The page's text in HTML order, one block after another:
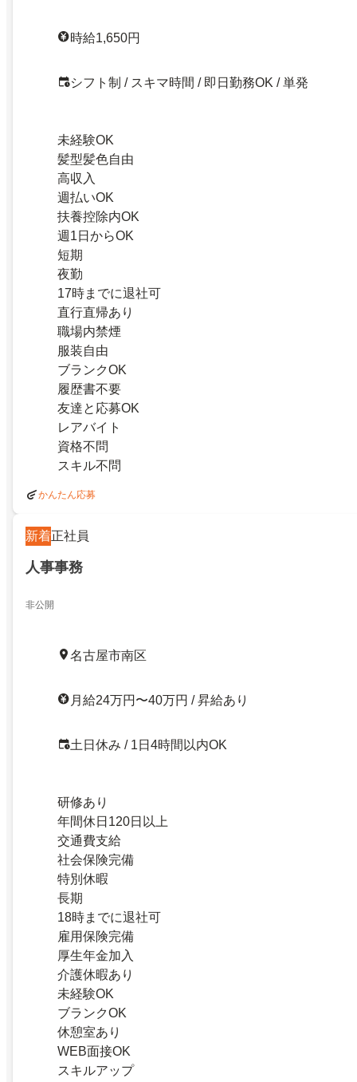
時給1,650円
シフト制 / スキマ時間 / 即日勤務OK / 単発
未経験OK
髪型髪色自由
高収入
週払いOK
扶養控除内OK
週1日からOK
短期
夜勤
17時までに退社可
直行直帰あり
職場内禁煙
服装自由
ブランクOK
履歴書不要
友達と応募OK
レアバイト
資格不問
スキル不問
かんたん応募
新着正社員
人事事務
非公開
名古屋市南区
月給24万円〜40万円 / 昇給あり
土日休み / 1日4時間以内OK
研修あり
年間休日120日以上
交通費支給
社会保険完備
特別休暇
長期
18時までに退社可
雇用保険完備
厚生年金加入
介護休暇あり
未経験OK
ブランクOK
休憩室あり
WEB面接OK
スキルアップ